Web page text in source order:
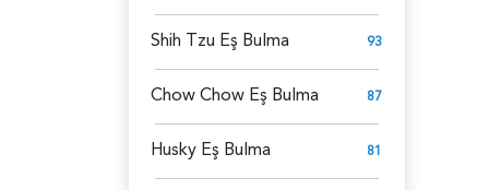
Shih Tzu Eş Bulma 93
Chow Chow Eş Bulma 87
Husky Eş Bulma 81